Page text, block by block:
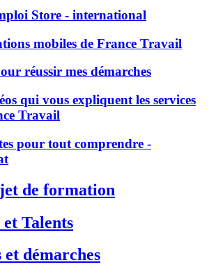
Store - international
mobiles de France Travail
réussir mes démarches
qui vous expliquent les services
Travail
pour tout comprendre -
de formation
Talents
et démarches